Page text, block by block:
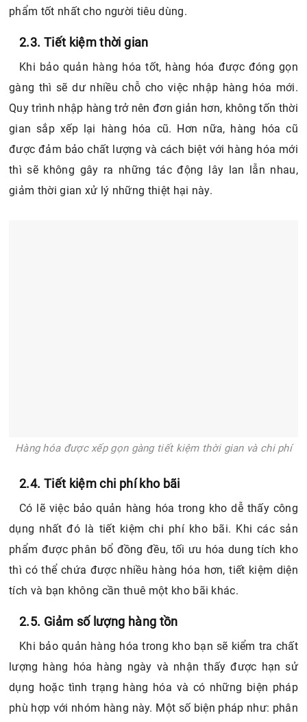
phẩm tốt nhất cho người tiêu dùng.
2.3. Tiết kiệm thời gian
Khi bảo quản hàng hóa tốt, hàng hóa được đóng gọn
gàng thì sẽ dư nhiều chỗ cho việc nhập hàng hóa mới.
Quy trình nhập hàng trở nên đơn giản hơn, không tốn thời
gian sắp xếp lại hàng hóa cũ. Hơn nữa, hàng hóa cũ
được đảm bảo chất lượng và cách biệt với hàng hóa mới
thì sẽ không gây ra những tác động lây lan lẫn nhau,
giảm thời gian xử lý những thiệt hại này.
Hàng hóa được xếp gọn gàng tiết kiệm thời gian và chi phí
2.4. Tiết kiệm chi phí kho bãi
Có lẽ việc bảo quản hàng hóa trong kho dễ thấy công
dụng nhất đó là tiết kiệm chi phí kho bãi. Khi các sản
phẩm được phân bổ đồng đều, tối ưu hóa dung tích kho
thì có thể chứa được nhiều hàng hóa hơn, tiết kiệm diện
tích và bạn không cần thuê một kho bãi khác.
2.5. Giảm số lượng hàng tồn
Khi bảo quản hàng hóa trong kho bạn sẽ kiểm tra chất
lượng hàng hóa hàng ngày và nhận thấy được hạn sử
dụng hoặc tình trạng hàng hóa và có những biện pháp
phù hợp với nhóm hàng này. Một số biện pháp như: phân